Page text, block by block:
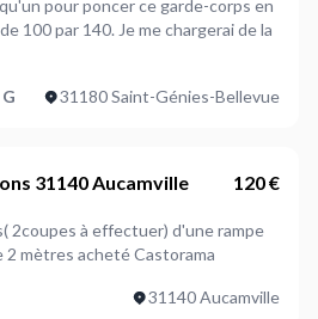
pour poncer ce garde-corps en
Je me chargerai de la
31180 Saint-Génies-Bellevue
31140 Aucamville 120 €
2coupes à effectuer) d'une rampe
,3 éléments de 2 mètres acheté Castorama
31140 Aucamville